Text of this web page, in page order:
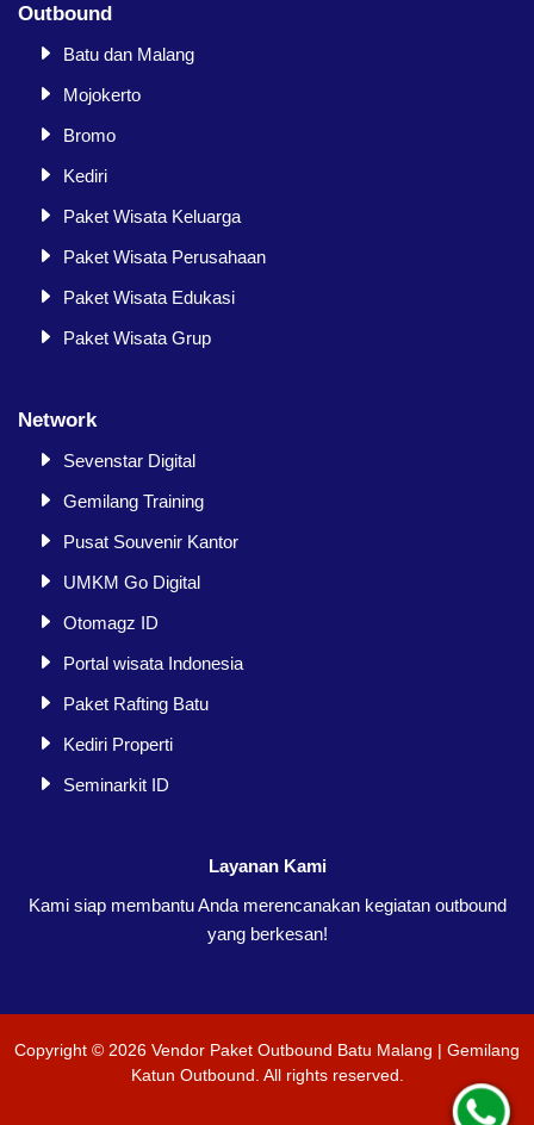
Outbound
Batu dan Malang
Mojokerto
Bromo
Kediri
Paket Wisata Keluarga
Paket Wisata Perusahaan
Paket Wisata Edukasi
Paket Wisata Grup
Network
Sevenstar Digital
Gemilang Training
Pusat Souvenir Kantor
UMKM Go Digital
Otomagz ID
Portal wisata Indonesia
Paket Rafting Batu
Kediri Properti
Seminarkit ID
Layanan Kami
Kami siap membantu Anda merencanakan kegiatan outbound
yang berkesan!
Copyright © 2026 Vendor Paket Outbound Batu Malang | Gemilang
Katun Outbound . All rights reserved.